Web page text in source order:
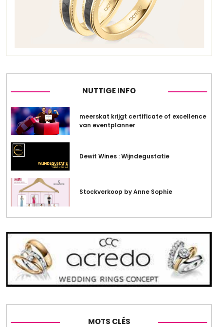
NUTTIGE INFO
meerskat krijgt certificate of excellence
van eventplanner
Dewit Wines : Wijndegustatie
Stockverkoop by Anne Sophie
MOTS CLÉS